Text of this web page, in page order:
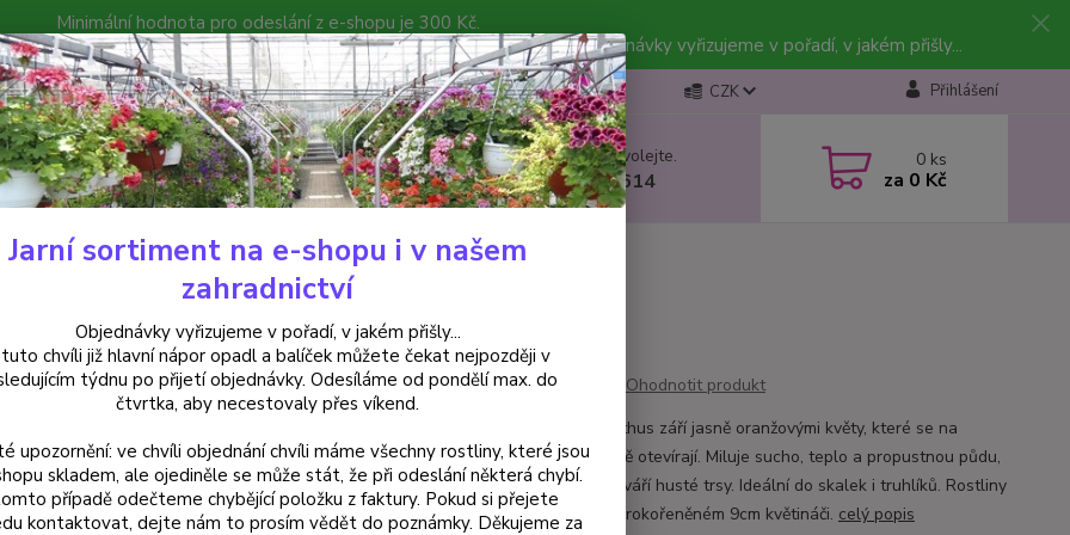
Minimální hodnota pro odeslání z e-shopu je 300 Kč.
můžete čekat nejpozději v následujícím týdnu po přijetí objednávky. Objednávky vyřizujeme v pořadí, v jakém přišly...
Poradna Kontakty CZK Přihlášení
Hledat Nevíte si rady? Zavolejte.
+420 602 223 614
0 ks
za 0 Kč
Balkónové rostliny Lampranthus oranžový - 1 ks
oranžový - 1 ks
Ohodnotit produkt
Oranžový lampranthus září jasně oranžovými květy, které se na
plném slunci krásně otevírají. Miluje sucho, teplo a propustnou půdu,
ve které rychle vytváří husté trsy. Ideální do skalek i truhlíků. Rostliny
zasíláme v dobře prokořeněném 9cm květináči. celý popis
Jarní sortiment na e-shopu i v našem
zahradnictví
Objednávky vyřizujeme v pořadí, v jakém přišly...
chvíli již hlavní nápor opadl a balíček můžete čekat nejpozději v
týdnu po přijetí objednávky. Odesíláme od pondělí max. do
čtvrtka, aby necestovaly přes víkend.
upozornění: ve chvíli objednání chvíli máme všechny rostliny, které jsou
skladem, ale ojediněle se může stát, že při odeslání některá chybí.
případě odečteme chybějící položku z faktury. Pokud si přejete
kontaktovat, dejte nám to prosím vědět do poznámky. Děkujeme za